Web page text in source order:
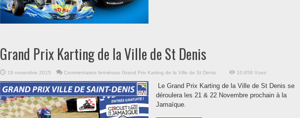
Grand Prix Karting de la Ville de St Denis
19 novembre 2015 Commentaires ferméssur Grand Prix Karting de la Ville de St Denis 10,656 Vues
Le Grand Prix Karting de la Ville de St Denis se
déroulera les 21 & 22 Novembre prochain à la
Jamaïque.